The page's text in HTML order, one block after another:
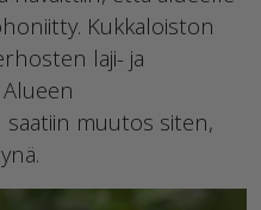
Kukkaloiston
laji- ja
saatiin muutos siten,